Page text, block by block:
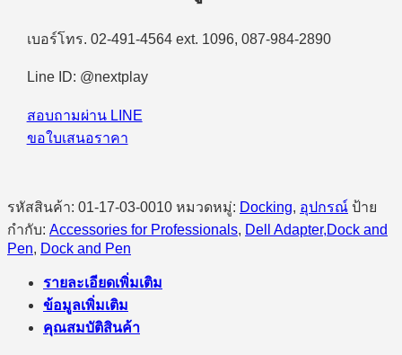
Dell
Performance
ชิ้น
เบอร์โทร. 02-491-4564 ext. 1096, 087-984-2890
Line ID: @nextplay
สอบถามผ่าน LINE
ขอใบเสนอราคา
รหัสสินค้า: 01-17-03-0010 หมวดหมู่: Docking, อุปกรณ์ ป้าย
กำกับ: Accessories for Professionals, Dell Adapter,Dock and
Pen, Dock and Pen
รายละเอียดเพิ่มเติม
ข้อมูลเพิ่มเติม
คุณสมบัติสินค้า